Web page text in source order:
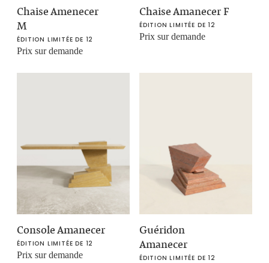
Chaise Amenecer
M
ÉDITION LIMITÉE DE 12
Prix sur demande
Chaise Amanecer F
ÉDITION LIMITÉE DE 12
Prix sur demande
Console Amanecer
ÉDITION LIMITÉE DE 12
Prix sur demande
Guéridon
Amanecer
ÉDITION LIMITÉE DE 12